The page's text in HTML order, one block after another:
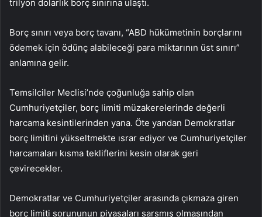
trilyon dolarlık borç sınırına ulaştı.
Borç sınırı veya borç tavanı, “ABD hükümetinin borçlarını
ödemek için ödünç alabileceği para miktarının üst sınırı”
anlamına gelir.
Temsilciler Meclisi’nde çoğunluğa sahip olan
Cumhuriyetçiler, borç limiti müzakerelerinde değerli
harcama kesintilerinden yana. Öte yandan Demokratlar
borç limitini yükseltmekte ısrar ediyor ve Cumhuriyetçiler
harcamaları kısma tekliflerini kesin olarak geri
çevirecekler.
Demokratlar ve Cumhuriyetçiler arasında çıkmaza giren
borç limiti sorununun piyasaları sarsmış olmasından